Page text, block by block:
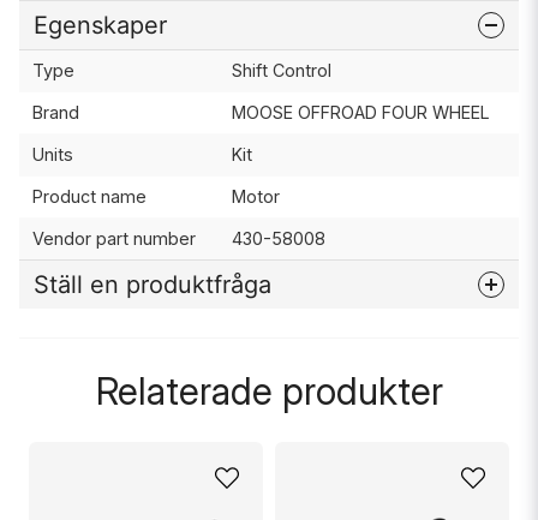
Egenskaper
Type Shift Control
Brand MOOSE OFFROAD FOUR WHEEL
Units Kit
Product name Motor
Vendor part number 430-58008
Ställ en produktfråga
Relaterade produkter